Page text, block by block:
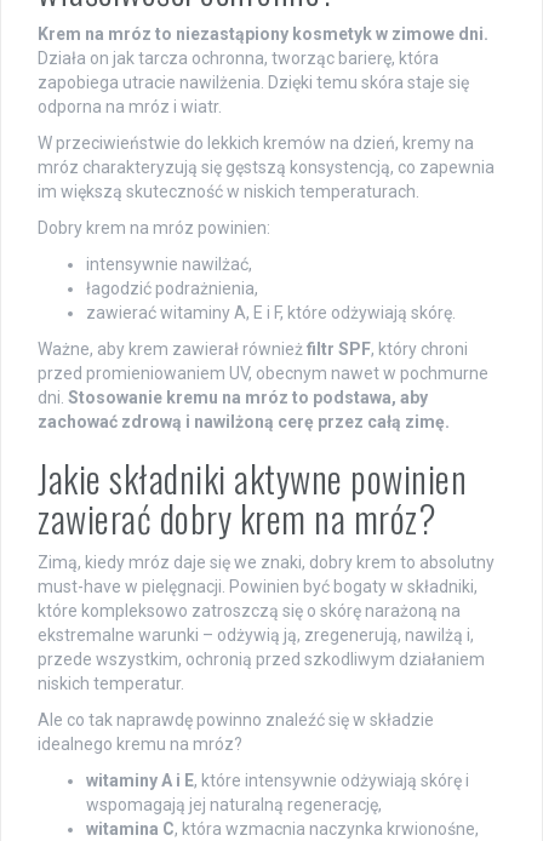
Krem na mróz to niezastąpiony kosmetyk w zimowe dni.
Działa on jak tarcza ochronna, tworząc barierę, która
zapobiega utracie nawilżenia. Dzięki temu skóra staje się
odporna na mróz i wiatr.
W przeciwieństwie do lekkich kremów na dzień, kremy na
mróz charakteryzują się gęstszą konsystencją, co zapewnia
im większą skuteczność w niskich temperaturach.
Dobry krem na mróz powinien:
intensywnie nawilżać,
łagodzić podrażnienia,
zawierać witaminy A, E i F, które odżywiają skórę.
Ważne, aby krem zawierał również filtr SPF, który chroni
przed promieniowaniem UV, obecnym nawet w pochmurne
dni. Stosowanie kremu na mróz to podstawa, aby
zachować zdrową i nawilżoną cerę przez całą zimę.
Jakie składniki aktywne powinien
zawierać dobry krem na mróz?
Zimą, kiedy mróz daje się we znaki, dobry krem to absolutny
must-have w pielęgnacji. Powinien być bogaty w składniki,
które kompleksowo zatroszczą się o skórę narażoną na
ekstremalne warunki – odżywią ją, zregenerują, nawilżą i,
przede wszystkim, ochronią przed szkodliwym działaniem
niskich temperatur.
Ale co tak naprawdę powinno znaleźć się w składzie
idealnego kremu na mróz?
witaminy A i E, które intensywnie odżywiają skórę i
wspomagają jej naturalną regenerację,
witamina C, która wzmacnia naczynka krwionośne,